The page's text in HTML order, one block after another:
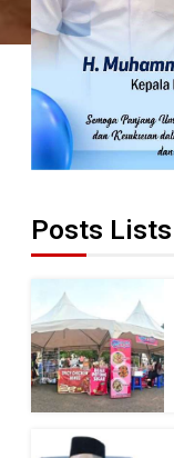
Posts Lists